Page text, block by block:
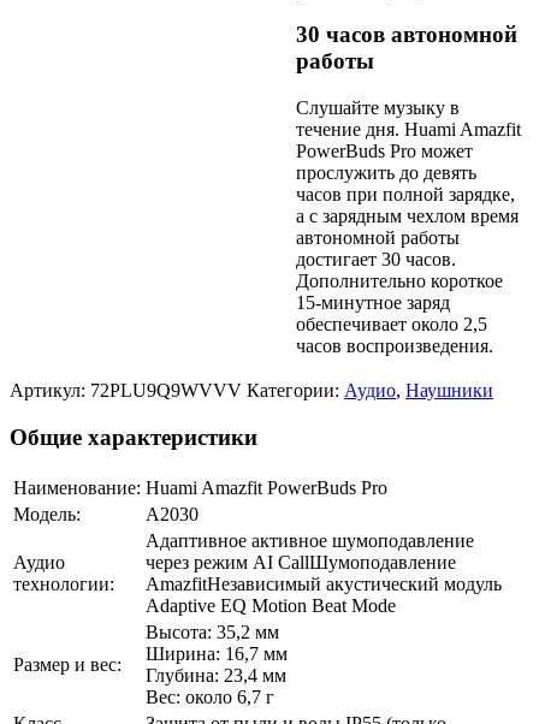
30 часов автономной
работы
Слушайте музыку в
течение дня. Huami Amazfit
PowerBuds Pro может
прослужить до девять
часов при полной зарядке,
а с зарядным чехлом время
автономной работы
достигает 30 часов.
Дополнительно короткое
15-минутное заряд
обеспечивает около 2,5
часов воспроизведения.
Артикул: 72PLU9Q9WVVV Категории: Аудио, Наушники
Общие характеристики
Наименование: Huami Amazfit PowerBuds Pro
Модель:
A2030
Аудио
технологии:
Адаптивное активное шумоподавление
через режим AI CallШумоподавление
AmazfitНезависимый акустический модуль
Adaptive EQ Motion Beat Mode
Размер и вес:
Высота: 35,2 мм
Ширина: 16,7 мм
Глубина: 23,4 мм
Вес: около 6,7 г